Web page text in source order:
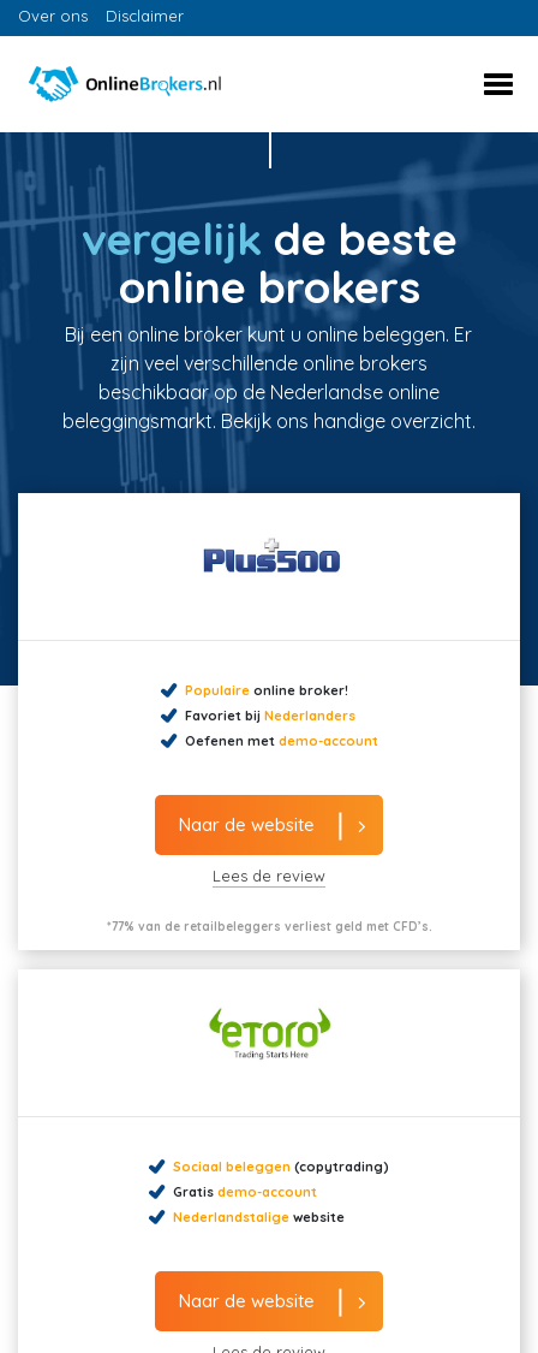
Over ons Disclaimer
vergelijk de beste
online brokers
Bij een online broker kunt u online beleggen. Er
zijn veel verschillende online brokers
beschikbaar op de Nederlandse online
beleggingsmarkt. Bekijk ons handige overzicht.
Populaireonline broker!
Favoriet bij Nederlanders
Oefenen met demo-account
Naar de website
Lees de review
*77% van de retailbeleggers verliest geld met CFD’s.
Sociaal beleggen (copytrading)
Gratis demo-account
Nederlandstalige website
Naar de website